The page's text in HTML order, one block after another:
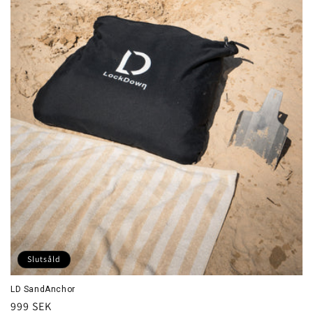
i
e
:
Slutsåld
LD SandAnchor
Ordinarie
999 SEK